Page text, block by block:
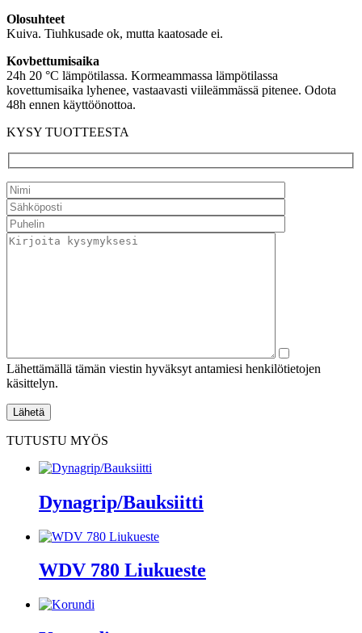
Olosuhteet
Kuiva. Tiuhkusade ok, mutta kaatosade ei.
Kovbettumisaika
24h 20 °C lämpötilassa. Kormeammassa lämpötilassa
kovettumisaika lyhenee, vastaavasti viileämmässä pitenee. Odota
48h ennen käyttöönottoa.
KYSY TUOTTEESTA
Lähettämällä tämän viestin hyväksyt antamiesi henkilötietojen
käsittelyn.
TUTUSTU MYÖS
Dynagrip/Bauksiitti
WDV 780 Liukueste